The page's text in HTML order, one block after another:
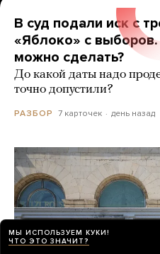
В суд подали иск с
«Яблоко» с
можно сделать?
До какой даты надо
точно допустили?
РАЗБОР 7 карточек день назад
МЫ ИСПОЛЬЗУЕМ КУКИ!
ЧТО ЭТО ЗНАЧИТ?